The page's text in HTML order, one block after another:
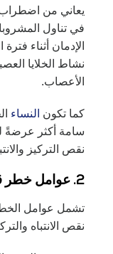
يعاني من اضطراب
في تناول
الإدمان أثناء
نشاط الخلايا
الأعصاب.
كما تكون النساء
سامة أكثر عرضةً
نقص التركيز
2. عوامل خطر قصور الانتباه وفرط الحركة
تشمل عوامل
نقص الانتباه